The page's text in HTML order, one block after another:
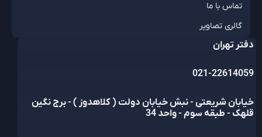
تماس با ما
گالری تصاویر
دفتر تهران
021-22614059
خیابان شریعتی - نبش خیابان دولت ( کلاهدوز ) - برج نگین
قلهک - طبقه سوم - واحد 34